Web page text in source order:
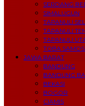
SERDANG
SIMALUGUN
TAPANULI
TAPANULI
TAPANULI
TOBA
JAWA BARAT
BANDUNG
BANDUNG
BEKASI
BOGOR
CIAMIS